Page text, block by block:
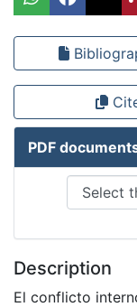
PDF
Description
El conflicto